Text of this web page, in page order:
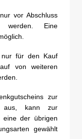
vor Abschluss
werden. Eine
nur für den Kauf
von weiteren
zur
aus, kann zur
eine der übrigen
gewählt